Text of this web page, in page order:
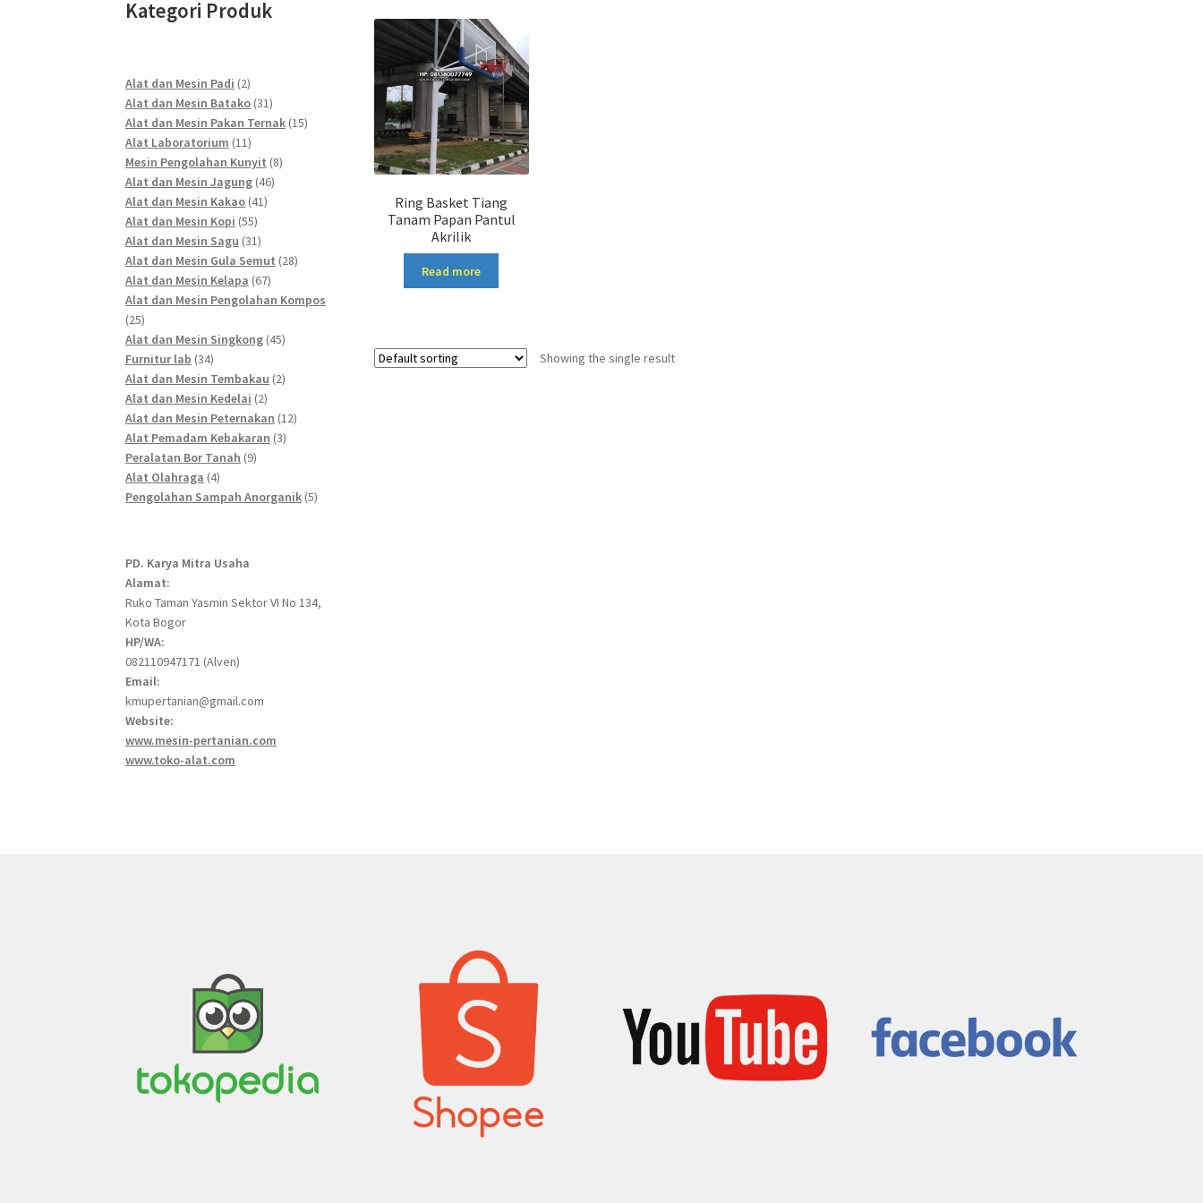
Ring Basket Tiang
Tanam Papan Pantul
Akrilik
Read more
Showing the single result
Kategori Produk
Alat dan Mesin Padi 22
products
Alat dan Mesin Batako 3131
products
Alat dan Mesin Pakan Ternak 1515
Alat Laboratorium 1111
products
Mesin Pengolahan Kunyit 88
Alat dan Mesin Jagung 4646
Alat dan Mesin Kakao 4141
Alat dan Mesin Kopi 5555
products
Alat dan Mesin Sagu 3131
products
Alat dan Mesin Gula Semut 2828
Alat dan Mesin Kelapa 6767
products
Alat dan Mesin Pengolahan Kompos
2525
products
Alat dan Mesin Singkong 4545
Furnitur lab 3434
products
Alat dan Mesin Tembakau 22
Alat dan Mesin Kedelai 22
products
Alat dan Mesin Peternakan 1212
Alat Pemadam Kebakaran 33
Peralatan Bor Tanah 99
Alat Olahraga 44
products
Pengolahan Sampah Anorganik 55
PD. Karya Mitra Usaha
Alamat:
Ruko Taman Yasmin Sektor VI No 134,
Kota Bogor
HP/WA:
082110947171 (Alven)
Email:
kmupertanian@gmail.com
Website:
www.mesin-pertanian.com
www.toko-alat.com